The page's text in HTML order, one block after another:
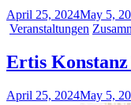
April 25, 2024May 5,
Veranstaltungen
Ertis
April 25, 2024May 5,